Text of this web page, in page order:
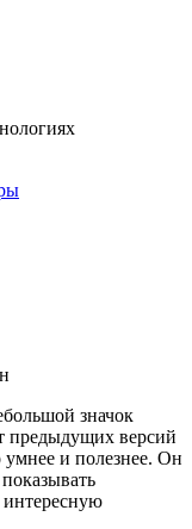
значок
предыдущих версий
умнее и полезнее. Он